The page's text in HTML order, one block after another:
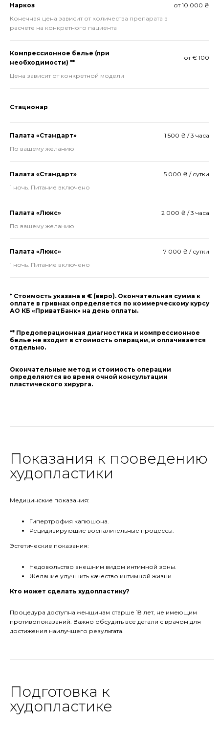
Наркоз
от 10 000 ₴
Конечная цена зависит от количества препарата в
расчете на конкретного пациента
Компрессионное белье (при
необходимости) **
от € 100
Цена зависит от конкретной модели
Стационар
Палата «Стандарт»
1 500 ₴ / 3 часа
По вашему желанию
Палата «Стандарт»
5 000 ₴ / сутки
1 ночь. Питание включено
Палата «Люкс»
2 000 ₴ / 3 часа
По вашему желанию
Палата «Люкс»
7 000 ₴ / сутки
1 ночь. Питание включено
* Стоимость указана в € (евро). Окончательная сумма к
оплате в гривнах определяется по коммерческому курсу
АО КБ «ПриватБанк» на день оплаты.
** Предоперационная диагностика и компрессионное
белье не входит в стоимость операции, и оплачивается
отдельно.
Окончательные метод и стоимость операции
определяются во время очной консультации
пластического хирурга.
Показания к проведению
худопластики
Медицинские показания:
Гипертрофия капюшона.
Рецидивирующие воспалительные процессы.
Эстетические показания:
Недовольство внешним видом интимной зоны.
Желание улучшить качество интимной жизни.
Кто может сделать худопластику?
Процедура доступна женщинам старше 18 лет, не имеющим
противопоказаний. Важно обсудить все детали с врачом для
достижения наилучшего результата.
Подготовка к
худопластике